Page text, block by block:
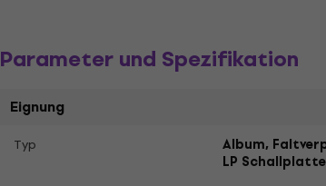
Parameter und Spezifikation
Eignung
Typ
Album,
LP Schallplatte